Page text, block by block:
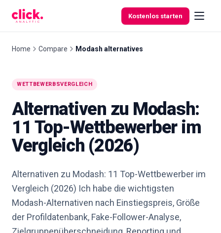
Kostenlos starten
Funktionen
Kostenlose
Tools
Home Compare Modash alternatives
WETTBEWERBSVERGLEICH
Alternativen zu Modash:
11 Top-Wettbewerber im
Vergleich (2026)
Alternativen zu Modash: 11 Top-Wettbewerber im
Vergleich (2026) Ich habe die wichtigsten
Modash-Alternativen nach Einstiegspreis, Größe
der Profildatenbank, Fake-Follower-Analyse,